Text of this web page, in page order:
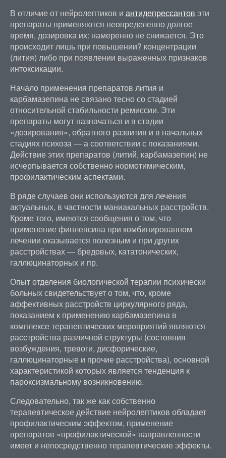
В отличие от нейролептиков и антидепрессантов эти
препараты применяются неопределенно долгое
время, дозировка их: намеренно не снижается. Это
происходит лишь при повышении? концентрации
(лития) либо при появлении выраженных признаков
интоксикации.
Начало применения препаратов лития и
карбамазепина не связано тесно со стадией
относительной стабильности ремиссии. Эти
препараты могут назначаться и в стадии
«дозирования», обратного развития и в начальных
стадиях психоза — а соответствии с показаниями.
Действие этих препаратов (литий, карбамазепин) не
исчерпывается собственно нормотимическим,
профилактическим аспектами.
В ряде случаев они используются для лечения
актуальных, в частности маниакальных расстройств.
Кроме того, имеются сообщения о том, что
применение финлепсина при комбинированном
лечении оказывается полезным и при других
расстройствах — бредовых, кататонических,
галлюцинаторных и пр.
Опыт отделения биологической терапии психически
больных свидетельствует о том, что, кроме
аффективных расстройств циркулярного ряда,
показанием к применению карбамазепина в
комплексе терапевтических мероприятий являются
расстройства различной структуры (состояния
возбуждения, тревоги, дисфорические,
галлюцинаторные и прочие расстройства), основной
характеристикой которых является тенденция к
пароксизмальному возникновению.
Следовательно, так же как собственно
терапевтическое действие нейролептиков обладает
профилактическим эффектом, применение
препаратов «профилактической» направленности
имеет и непосредственно терапевтические эффекты.